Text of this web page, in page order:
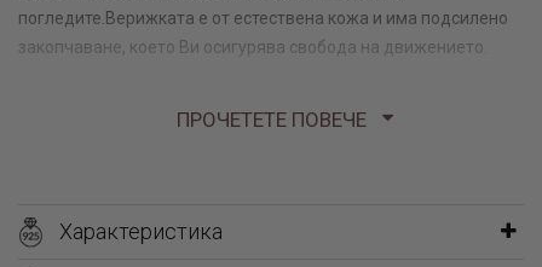
погледите.Верижката е от естествена кожа и има подсилено
закопчаване, което Ви осигурява свобода на движението.
сребърни обеци онлайн
перли бижута онлайн
ПРОЧЕТЕТЕ ПОВЕЧЕ
Характеристика